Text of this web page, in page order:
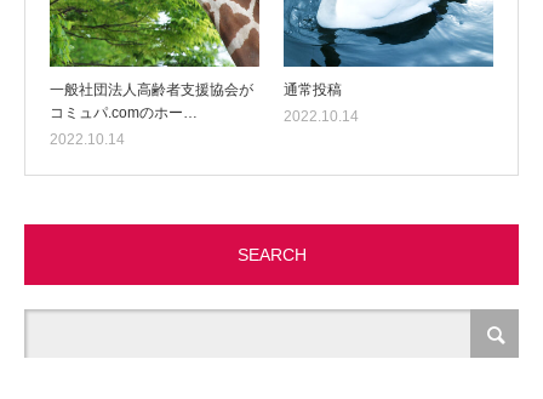
一般社団法人高齢者支援協会が
コミュパ.comのホー…
2022.10.14
通常投稿
2022.10.14
SEARCH